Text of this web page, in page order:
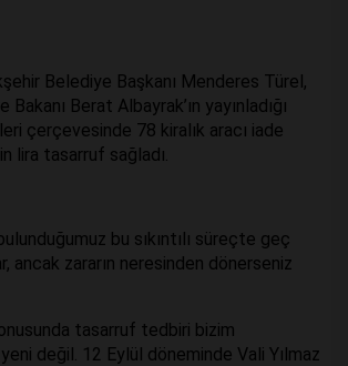
Belediye Başkanı Menderes Türel,
Berat Albayrak’ın yayınladığı
çerçevesinde 78 kiralık aracı iade
lira tasarruf sağladı.
bu sıkıntılı süreçte geç
ancak zararın neresinden dönerseniz
tasarruf tedbiri bizim
değil. 12 Eylül döneminde Vali Yılmaz